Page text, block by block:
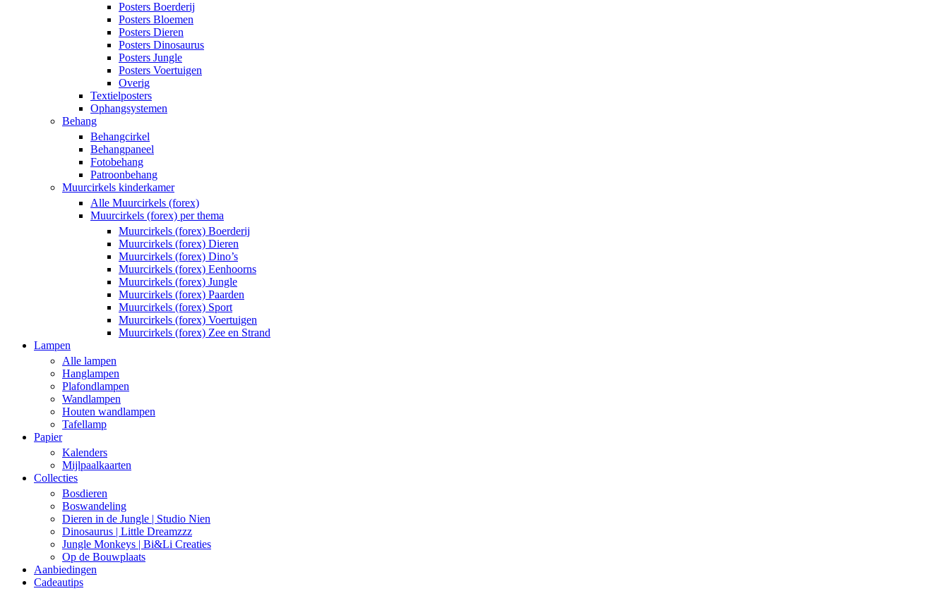
Posters Boerderij
Posters Bloemen
Posters Dieren
Posters Dinosaurus
Posters Jungle
Posters Voertuigen
Overig
Textielposters
Ophangsystemen
Behang
Behangcirkel
Behangpaneel
Fotobehang
Patroonbehang
Muurcirkels kinderkamer
Alle Muurcirkels (forex)
Muurcirkels (forex) per thema
Muurcirkels (forex) Boerderij
Muurcirkels (forex) Dieren
Muurcirkels (forex) Dino’s
Muurcirkels (forex) Eenhoorns
Muurcirkels (forex) Jungle
Muurcirkels (forex) Paarden
Muurcirkels (forex) Sport
Muurcirkels (forex) Voertuigen
Muurcirkels (forex) Zee en Strand
Lampen
Alle lampen
Hanglampen
Plafondlampen
Wandlampen
Houten wandlampen
Tafellamp
Papier
Kalenders
Mijlpaalkaarten
Collecties
Bosdieren
Boswandeling
Dieren in de Jungle | Studio Nien
Dinosaurus | Little Dreamzzz
Jungle Monkeys | Bi&Li Creaties
Op de Bouwplaats
Aanbiedingen
Cadeautips